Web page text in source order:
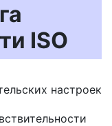
ISO
настроек